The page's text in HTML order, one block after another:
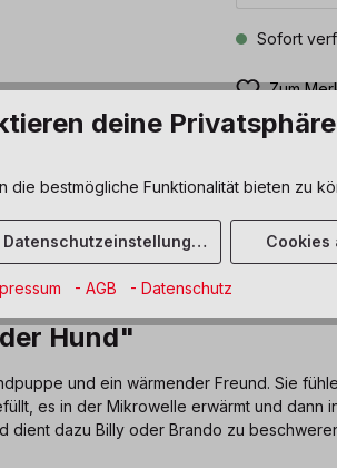
Sofort
Zum
Hund"
und ein wärmender Freund. Sie
es in der Mikrowelle erwärmt und
dazu Billy oder Brando zu
deine Privatsphäre
bestmögliche Funktionalität bieten zu
Datenschutzeinstellungen Cookies
- AGB - Datenschutz